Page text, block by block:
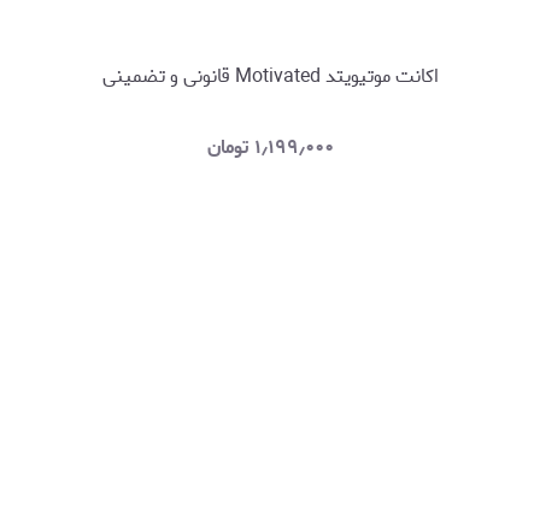
اکانت موتیویتد Motivated قانونی و تضمینی
۱٫۱۹۹٫۰۰۰ تومان